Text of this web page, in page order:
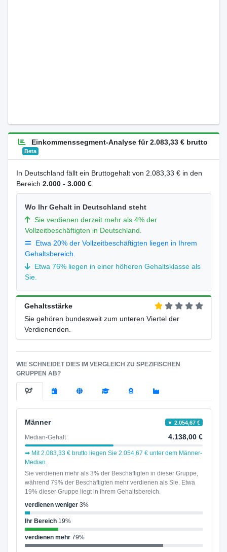
Einkommenssegment-Analyse für 2.083,33 € brutto
Beta
In Deutschland fällt ein Bruttogehalt von 2.083,33 € in den
Bereich 2.000 - 3.000 €.
Wo Ihr Gehalt in Deutschland steht
Sie verdienen derzeit mehr als 4% der
Vollzeitbeschäftigten in Deutschland.
Etwa 20% der Vollzeitbeschäftigten liegen in Ihrem
Gehaltsbereich.
Etwa 76% liegen in einer höheren Gehaltsklasse als
Sie.
Gehaltsstärke
Sie gehören bundesweit zum unteren Viertel der
Verdienenden.
WIE SCHNEIDET DIES IM VERGLEICH ZU SPEZIFISCHEN
GRUPPEN AB?
Männer ▼ 2.054,67 €
Median-Gehalt 4.138,00 €
➡ Mit 2.083,33 € brutto liegen Sie 2.054,67 € unter dem Männer-
Median.
Sie verdienen mehr als 3% der Beschäftigten in dieser Gruppe,
während 79% der Beschäftigten mehr verdienen als Sie. Etwa
19% dieser Gruppe liegt in Ihrem Gehaltsbereich.
verdienen weniger3%
Ihr Bereich19%
verdienen mehr79%